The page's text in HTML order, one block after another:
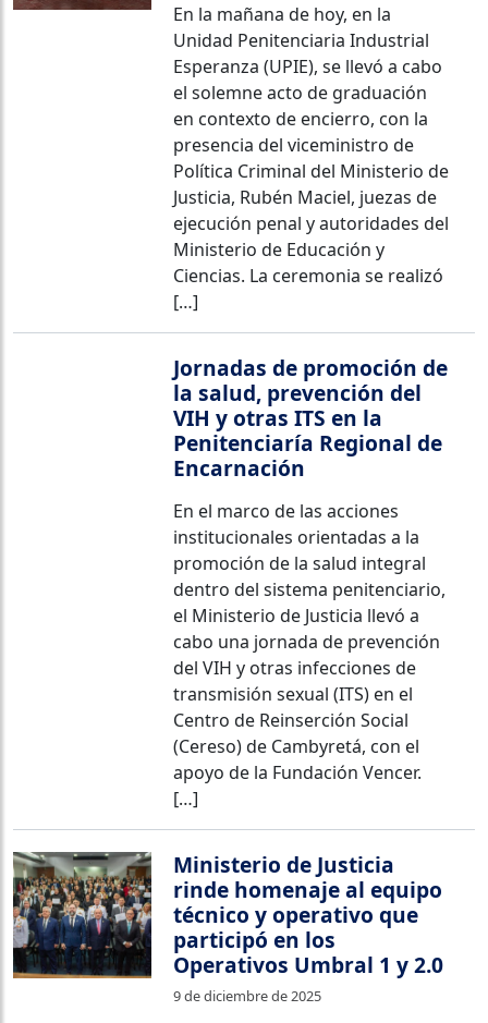
En la mañana de hoy, en la
Unidad Penitenciaria Industrial
Esperanza (UPIE), se llevó a cabo
el solemne acto de graduación
en contexto de encierro, con la
presencia del viceministro de
Política Criminal del Ministerio de
Justicia, Rubén Maciel, juezas de
ejecución penal y autoridades del
Ministerio de Educación y
Ciencias. La ceremonia se realizó
[…]
Jornadas de promoción de
la salud, prevención del
VIH y otras ITS en la
Penitenciaría Regional de
Encarnación
En el marco de las acciones
institucionales orientadas a la
promoción de la salud integral
dentro del sistema penitenciario,
el Ministerio de Justicia llevó a
cabo una jornada de prevención
del VIH y otras infecciones de
transmisión sexual (ITS) en el
Centro de Reinserción Social
(Cereso) de Cambyretá, con el
apoyo de la Fundación Vencer.
[…]
Ministerio de Justicia
rinde homenaje al equipo
técnico y operativo que
participó en los
Operativos Umbral 1 y 2.0
9 de diciembre de 2025